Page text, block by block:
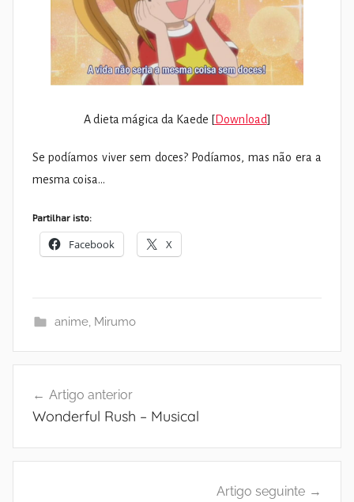
A dieta mágica da Kaede [Download]
Se podíamos viver sem doces? Podíamos, mas não era a
mesma coisa…
Partilhar isto:
Facebook X
anime, Mirumo
de
Artigo anterior
Wonderful Rush – Musical
Artigo seguinte